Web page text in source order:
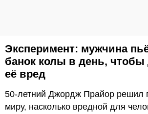
Эксперимент: мужчина
банок колы в день, чтобы
её вред
50-летний Джордж Прайор решил
миру, насколько вредной для